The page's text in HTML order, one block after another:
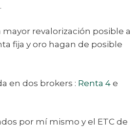
revalorización posible a
fija y oro hagan de posible
en dos brokers : Renta 4 e
por mí mismo y el ETC de